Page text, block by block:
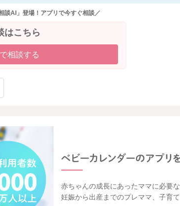
談AI」登場！アプリで今すぐ相談／
はこちら
相談する
赤ちゃんの成長にあったママに必要
妊娠から出産までのプレママ、子育